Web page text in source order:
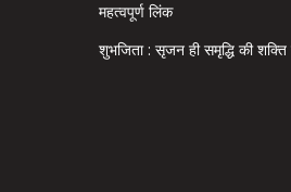
महत्वपूर्ण लिंक
शुभजिता : सृजन ही समृद्धि की शक्ति